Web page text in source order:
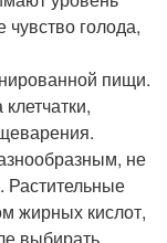
голода,
пищи.
не
Растительные
жирных кислот,